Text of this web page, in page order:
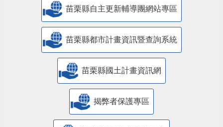
苗栗縣自主更新輔導團網站專區
苗栗縣都市計畫資訊暨查詢系統
苗栗縣國土計畫資訊網
揭弊者保護專區